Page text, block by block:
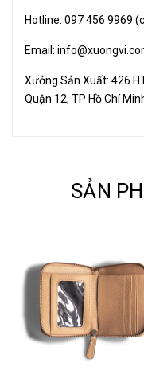
Hotline: 097 456 9969
Email:
Xưởng Sản Xuất: 426
Quận 12, TP Hồ Chí
SẢN